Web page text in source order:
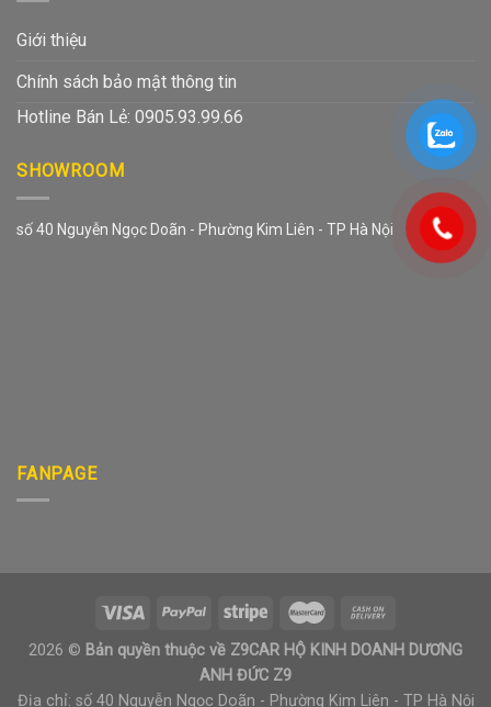
Giới thiệu
Chính sách bảo mật thông tin
Hotline Bán Lẻ: 0905.93.99.66
SHOWROOM
số 40 Nguyễn Ngọc Doãn - Phường Kim Liên - TP Hà Nội
FANPAGE
2026 © Bản quyền thuộc về Z9CAR HỘ KINH DOANH DƯƠNG
ANH ĐỨC Z9
Địa chỉ: số 40 Nguyễn Ngọc Doãn - Phường Kim Liên - TP Hà Nội